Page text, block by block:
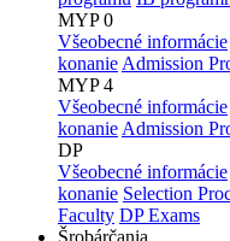
MYP 0
Všeobecné informácie
konanie Admission
MYP 4
Všeobecné informácie
konanie Admission
DP
Všeobecné informácie
konanie Selection
Faculty DP Exams
Šrobárčania